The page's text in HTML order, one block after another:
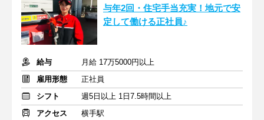
与年2回・住宅手当充実！地元で安
定して働ける正社員♪
給与
月給 17万5000円以上
雇用形態
正社員
シフト
週5日以上 1日7.5時間以上
アクセス
横手駅